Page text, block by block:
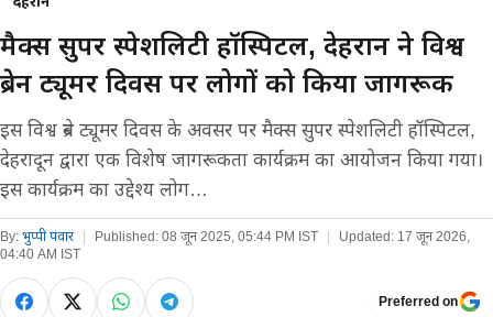
मैक्स सुपर स्पेशलिटी हॉस्पिटल, देहरादून ने विश्व
ब्रेन ट्यूमर दिवस पर लोगों को किया जागरूक
इस विश्व ब्रेन ट्यूमर दिवस के अवसर पर मैक्स सुपर स्पेशलिटी हॉस्पिटल,
देहरादून द्वारा एक विशेष जागरूकता कार्यक्रम का आयोजन किया गया।
इस कार्यक्रम का उद्देश्य लोग…
By: भुप्पी पंवार Published: 08 जून 2025, 05:44 PM IST Updated: 17 जून 2026,
04:40 AM IST
Preferred on